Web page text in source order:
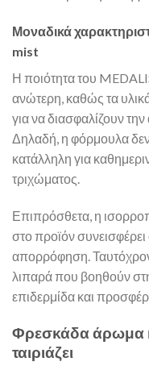
Μοναδικά
mist
Η ποιότητα του
ανώτερη, καθώς τα
για να διασφαλίζουν
Δηλαδή, η φόρμουλα δεν
κατάλληλη για
τριχώματος.
Επιπρόσθετα, η
στο προϊόν
απορρόφηση.
λιπαρά που βοηθούν
επιδερμίδα και
Φρεσκάδα άρωμα
ταιριάζει